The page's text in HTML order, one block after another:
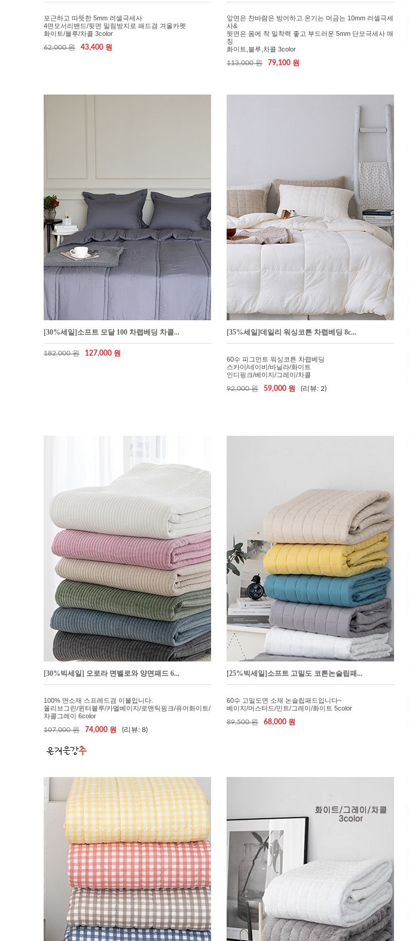
포근하고 따뜻한 5mm 러셀극세사
4면모서리밴드/뒷면 밀림방지로 패드겸 겨울카펫
화이트/블루/차콜 3color
62,000 원
43,400 원
앞면은 찬바람은 방어하고 온기는 머금는 10mm 러셀극세
사&
뒷면은 몸에 착 밀착력 좋고 부드러운 5mm 단모극세사 매
칭
화이트,블루,차콜 3color
113,000 원
79,100 원
[30%세일]소프트 모달 100 차렵베딩 차콜...
182,000 원 127,000 원
[35%세일]데일리 워싱코튼 차렵베딩 8c...
60수 피그먼트 워싱코튼 차렵베딩
스카이/네이비/바닐라/화이트
인디핑크/베이지/그레이/차콜
92,000 원
59,000 원 (리뷰: 2)
[30%빅세일] 오로라 면벨로와 양면패드 6...
100% 면소재 스프레드겸 이불입니다.
올리브그린/윈터블루/카멜베이지/로맨틱핑크/퓨어화이트/
차콜그레이 6color
107,000 원
74,000 원 (리뷰: 8)
[25%빅세일]소프트 고밀도 코튼논슬립패...
60수 고밀도면 소재 논슬립패드입니다~
베이지/머스터드/민트/그레이/화이트 5color
89,500 원
68,000 원